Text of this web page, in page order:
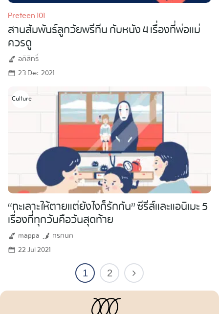
Preteen 101
สานสัมพันธ์ลูกวัยพรีทีน กับหนัง 4 เรื่องที่พ่อแม่
ควรดู
อภิสิทธิ์
23 Dec 2021
Culture
“ทะเลาะให้ตายแต่ยังไงก็รักกัน” ซีรีส์และแอนิเมะ 5
เรื่องที่ทุกวันคือวันสุดท้าย
mappa
กรกนก
22 Jul 2021
1 2